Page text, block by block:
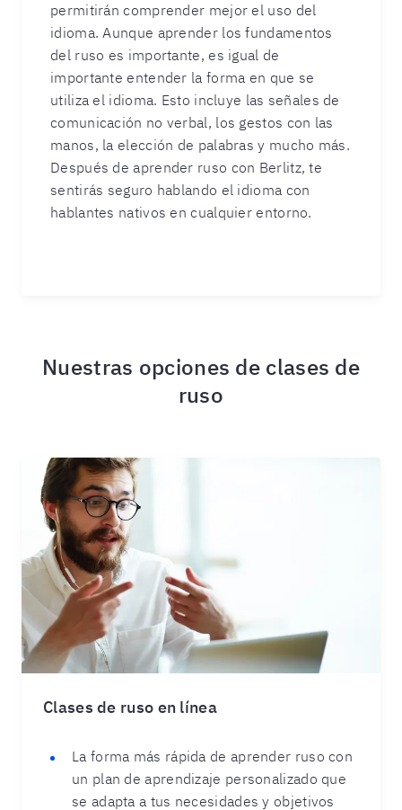
permitirán comprender mejor el uso del
idioma. Aunque aprender los fundamentos
del ruso es importante, es igual de
importante entender la forma en que se
utiliza el idioma. Esto incluye las señales de
comunicación no verbal, los gestos con las
manos, la elección de palabras y mucho más.
Después de aprender ruso con Berlitz, te
sentirás seguro hablando el idioma con
hablantes nativos en cualquier entorno.
Nuestras opciones de clases de
ruso
Clases de ruso en línea
La forma más rápida de aprender ruso con
un plan de aprendizaje personalizado que
se adapta a tus necesidades y objetivos